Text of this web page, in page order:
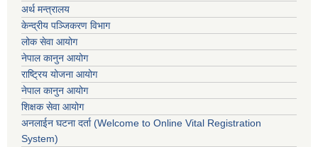
अर्थ मन्त्रालय
केन्द्रीय पञ्जिकरण विभाग
लोक सेवा आयोग
नेपाल कानुन आयोग
राष्ट्रिय योजना आयोग
नेपाल कानुन आयोग
शिक्षक सेवा आयोग
अनलाईन घटना दर्ता (Welcome to Online Vital Registration
System)